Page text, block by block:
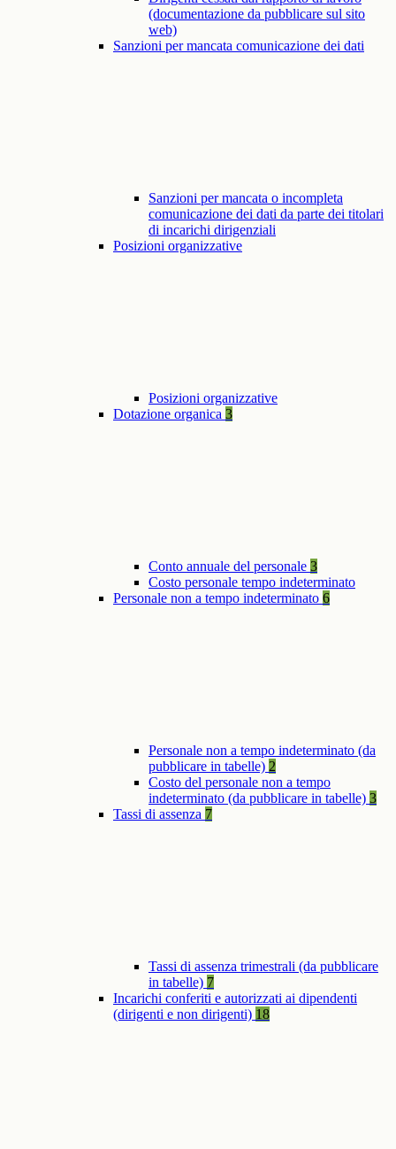
(documentazione da pubblicare sul sito
web)
Sanzioni per mancata comunicazione dei dati
Sanzioni per mancata o incompleta
comunicazione dei dati da parte dei titolari
di incarichi dirigenziali
Posizioni organizzative
Posizioni organizzative
Dotazione organica 3
Conto annuale del personale 3
Costo personale tempo indeterminato
Personale non a tempo indeterminato 6
Personale non a tempo indeterminato (da
pubblicare in tabelle) 2
Costo del personale non a tempo
indeterminato (da pubblicare in tabelle) 3
Tassi di assenza 7
Tassi di assenza trimestrali (da pubblicare
in tabelle) 7
Incarichi conferiti e autorizzati ai dipendenti
(dirigenti e non dirigenti) 18